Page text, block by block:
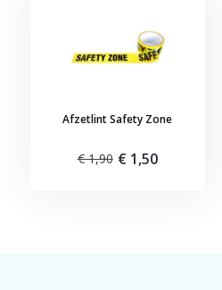
Afzetlint Safety Zone
€ 1,90 € 1,50